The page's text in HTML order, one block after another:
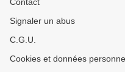
Signaler un abus
C.G.U.
Cookies et données